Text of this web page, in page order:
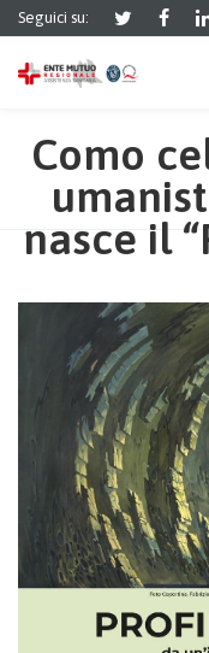
Seguici su:
Como
nasce il